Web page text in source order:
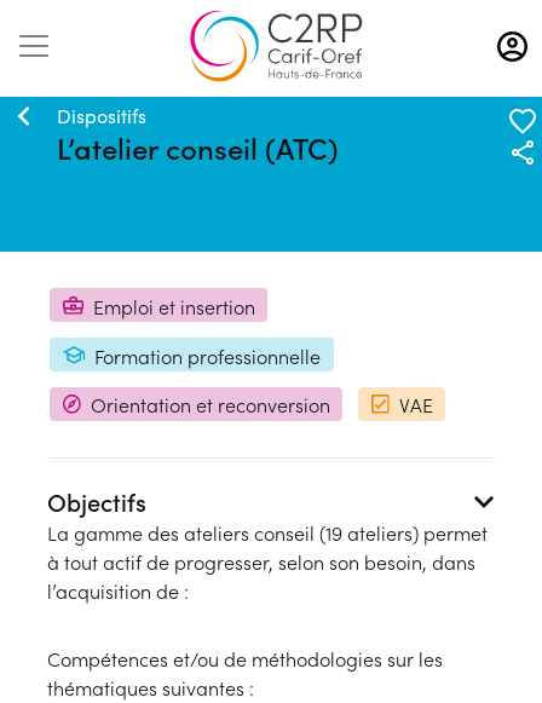
Aller
au
contenu
Dispositifs
L’atelier conseil (ATC)
Emploi et insertion
Formation professionnelle
Orientation et reconversion
VAE
Objectifs
La gamme des ateliers conseil (19 ateliers) permet
à tout actif de progresser, selon son besoin, dans
l’acquisition de :
Compétences et/ou de méthodologies sur les
thématiques suivantes :